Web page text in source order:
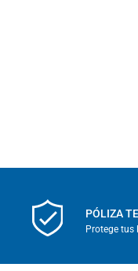
PÓLIZA
Protege tus